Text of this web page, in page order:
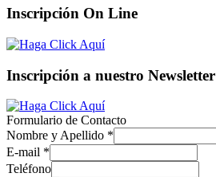
Inscripción On Line
Inscripción a nuestro Newsletter
Formulario de Contacto
Nombre y Apellido *
E-mail *
Teléfono